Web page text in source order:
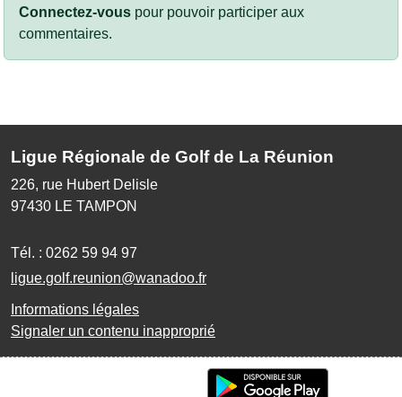
Connectez-vous pour pouvoir participer aux
commentaires.
Ligue Régionale de Golf de La Réunion
226, rue Hubert Delisle
97430 LE TAMPON
Tél. : 0262 59 94 97
ligue.golf.reunion@wanadoo.fr
Informations légales
Signaler un contenu inapproprié